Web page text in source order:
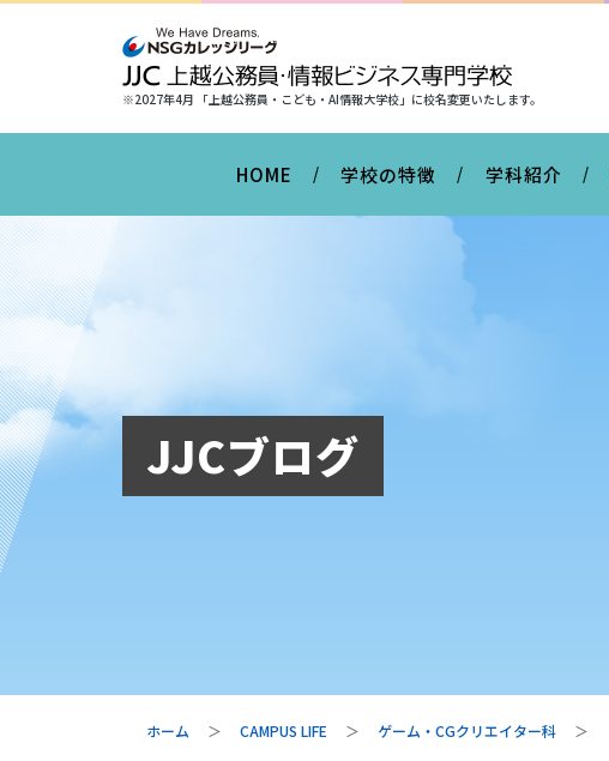
※2027年4月 「上越公務員・こども・AI情報大学校」に校名変更いたします。
HOME 学校の特徴 学科紹介
JJCブログ
ホーム CAMPUS LIFE ゲーム・CGクリエイター科